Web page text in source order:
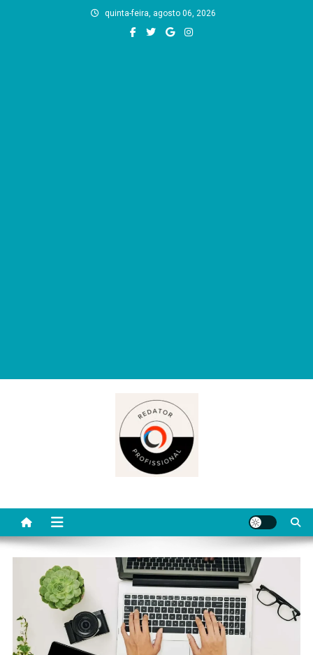
quinta-feira, agosto 06, 2026
completas e conteúdos úteis para começar, evoluir e se destacar
como redator freelancer no mercado digital.